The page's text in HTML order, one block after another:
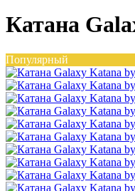
Катана
Популярный